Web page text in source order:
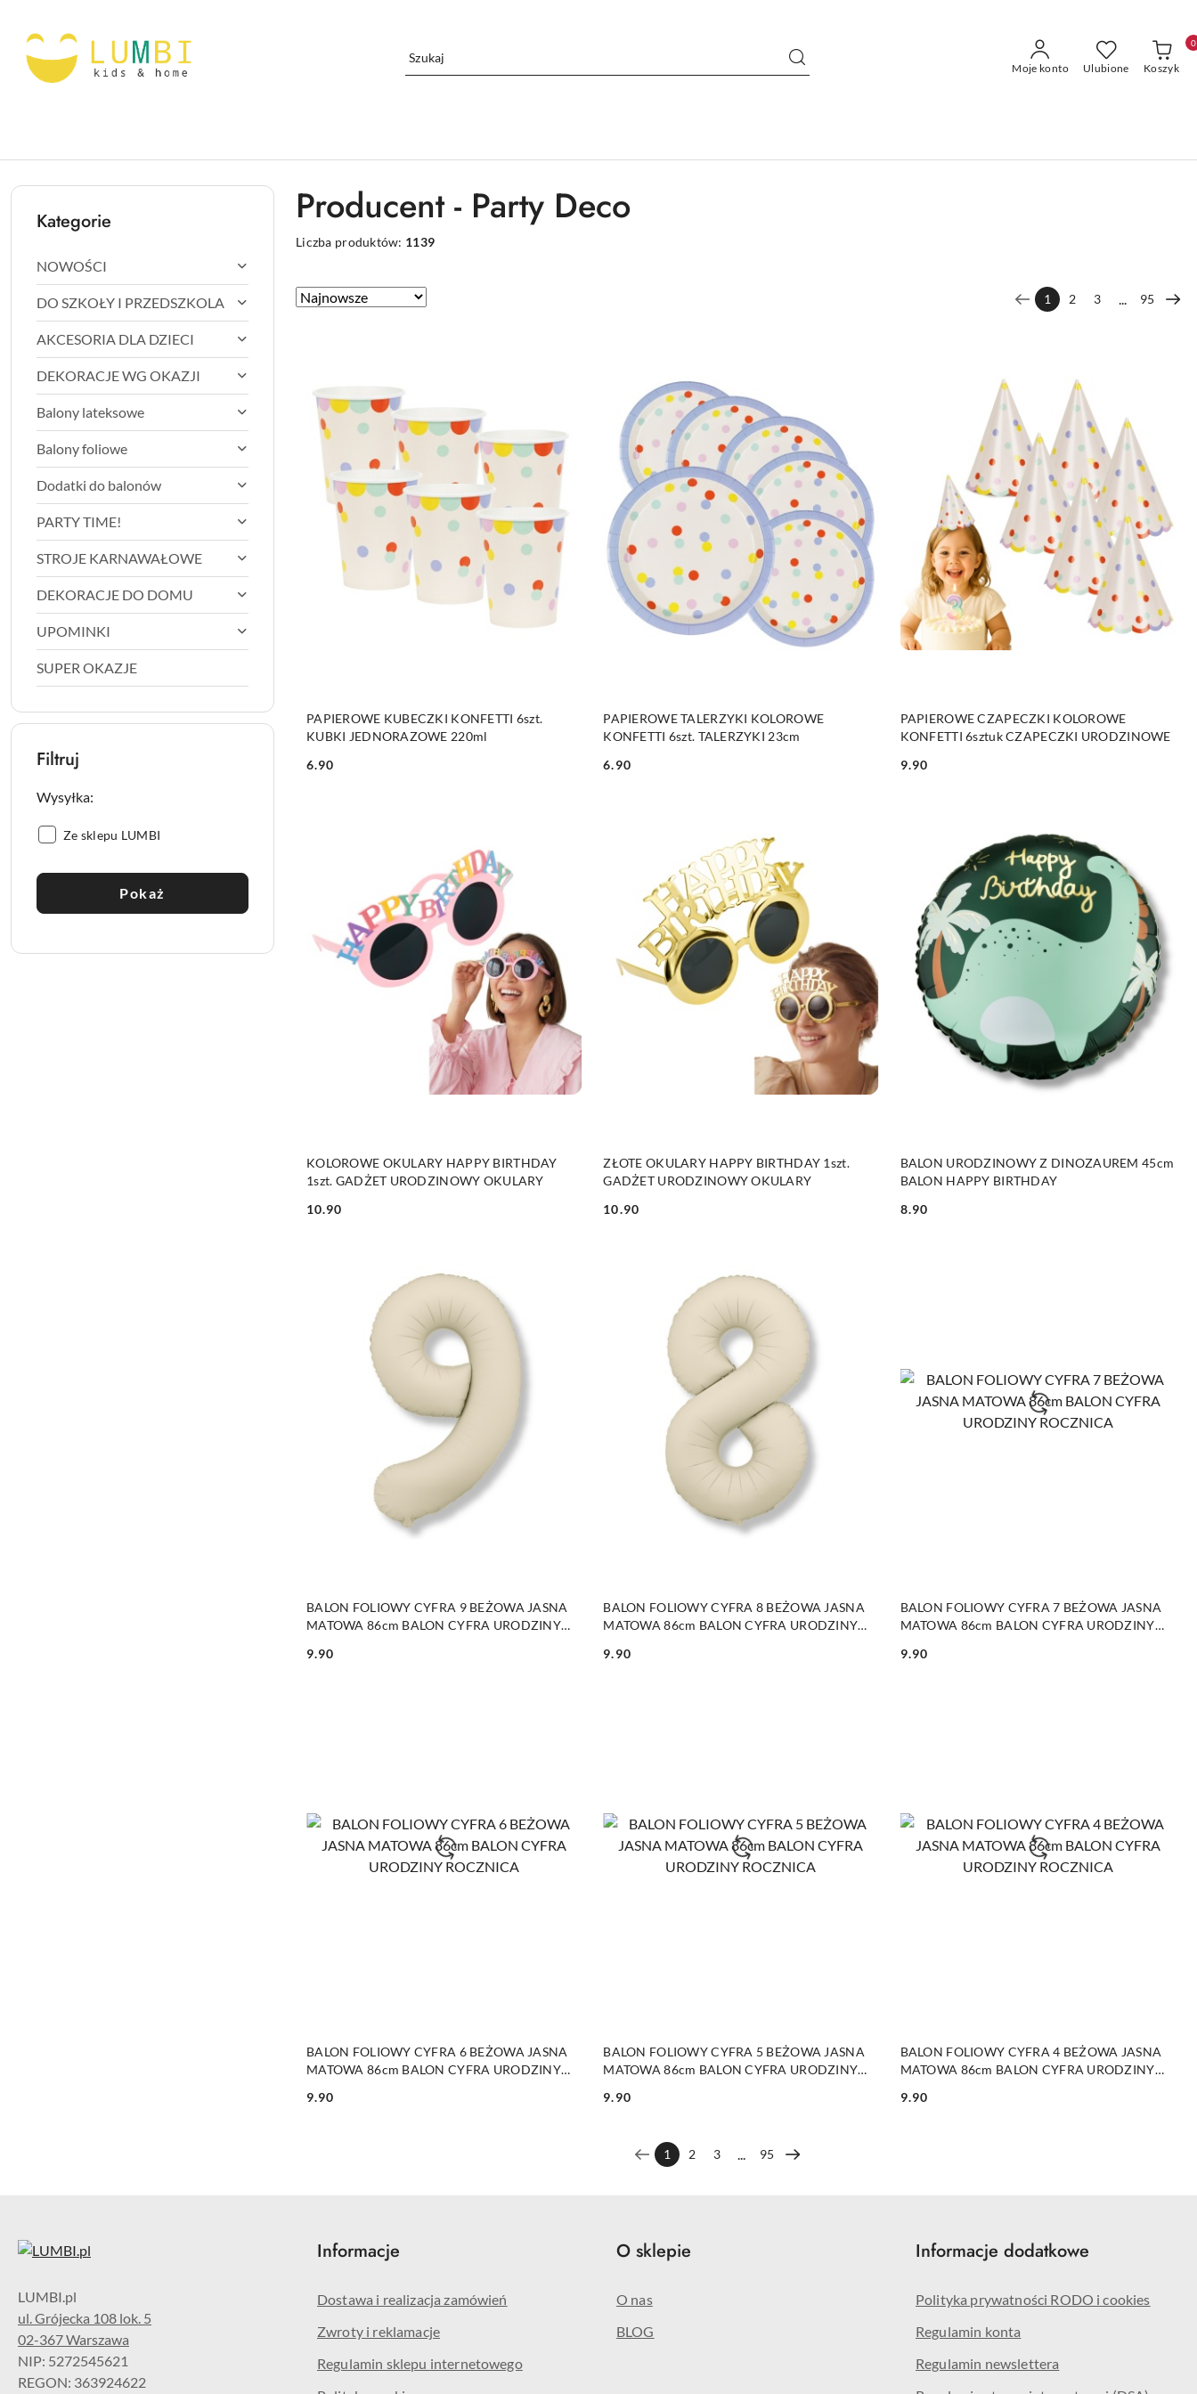
Moje konto Ulubione Koszyk
0
Kategorie
NOWOŚCI
DO SZKOŁY I PRZEDSZKOLA
AKCESORIA DLA DZIECI
DEKORACJE WG OKAZJI
Balony lateksowe
Balony foliowe
Dodatki do balonów
PARTY TIME!
STROJE KARNAWAŁOWE
DEKORACJE DO DOMU
UPOMINKI
SUPER OKAZJE
Filtruj
Wysyłka:
Wysyłka::
Ze sklepu LUMBI
Pokaż
Producent - Party Deco
Liczba produktów: 1139
Zastosowano
Sortuj
1 2 3 ... 95
PAPIEROWE KUBECZKI KONFETTI 6szt.
KUBKI JEDNORAZOWE 220ml
Cena:
6.90
PAPIEROWE TALERZYKI KOLOROWE
KONFETTI 6szt. TALERZYKI 23cm
Cena:
6.90
PAPIEROWE CZAPECZKI KOLOROWE
KONFETTI 6sztuk CZAPECZKI URODZINOWE
Cena:
9.90
KOLOROWE OKULARY HAPPY BIRTHDAY
1szt. GADŻET URODZINOWY OKULARY
Cena:
10.90
ZŁOTE OKULARY HAPPY BIRTHDAY 1szt.
GADŻET URODZINOWY OKULARY
Cena:
10.90
BALON URODZINOWY Z DINOZAUREM 45cm
BALON HAPPY BIRTHDAY
Cena:
8.90
BALON FOLIOWY CYFRA 9 BEŻOWA JASNA
MATOWA 86cm BALON CYFRA URODZINY
Cena:
9.90
DO KOSZYKA
BALON FOLIOWY CYFRA 8 BEŻOWA JASNA
MATOWA 86cm BALON CYFRA URODZINY
Cena:
9.90
DO KOSZYKA
BALON FOLIOWY CYFRA 7 BEŻOWA JASNA
MATOWA 86cm BALON CYFRA URODZINY
Cena:
9.90
DO KOSZYKA
BALON FOLIOWY CYFRA 6 BEŻOWA JASNA
MATOWA 86cm BALON CYFRA URODZINY
Cena:
9.90
DO KOSZYKA
BALON FOLIOWY CYFRA 5 BEŻOWA JASNA
MATOWA 86cm BALON CYFRA URODZINY
Cena:
9.90
DO KOSZYKA
BALON FOLIOWY CYFRA 4 BEŻOWA JASNA
MATOWA 86cm BALON CYFRA URODZINY
Cena:
9.90
PRODUKT NIEDOSTĘPNY
1 2 3 ... 95
ul. Grójecka 108 lok. 5
02-367 Warszawa
NIP: 5272545621
REGON: 363924622
Informacje
Dostawa i realizacja zamówień
Zwroty i reklamacje
Regulamin sklepu internetowego
O sklepie
O nas
BLOG
Informacje dodatkowe
Polityka prywatności RODO i cookies
Regulamin konta
Regulamin newslettera